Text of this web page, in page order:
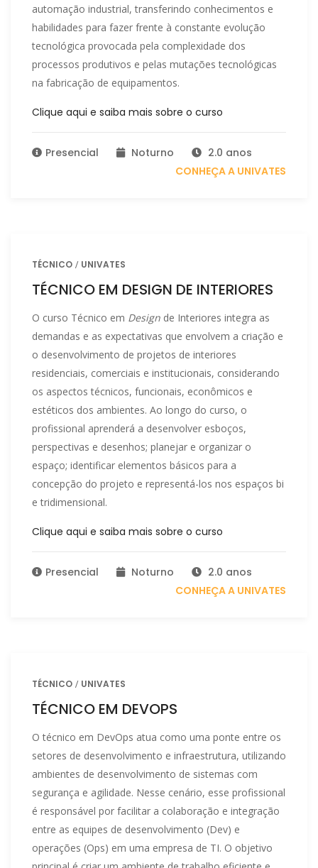
automação industrial, transferindo conhecimentos e
habilidades para fazer frente à constante evolução
tecnológica provocada pela complexidade dos
processos produtivos e pelas mutações tecnológicas
na fabricação de equipamentos.
Clique aqui e saiba mais sobre o curso
Presencial Noturno
2.0 anos
CONHEÇA A UNIVATES
TÉCNICO UNIVATES
TÉCNICO EM DESIGN DE INTERIORES
O curso Técnico em Design de Interiores integra as
demandas e as expectativas que envolvem a criação e
o desenvolvimento de projetos de interiores
residenciais, comerciais e institucionais, considerando
os aspectos técnicos, funcionais, econômicos e
estéticos dos ambientes. Ao longo do curso, o
profissional aprenderá a desenvolver esboços,
perspectivas e desenhos; planejar e organizar o
espaço; identificar elementos básicos para a
concepção do projeto e representá-los nos espaços bi
e tridimensional.
Clique aqui e saiba mais sobre o curso
Presencial Noturno
2.0 anos
CONHEÇA A UNIVATES
TÉCNICO UNIVATES
TÉCNICO EM DEVOPS
O técnico em DevOps atua como uma ponte entre os
setores de desenvolvimento e infraestrutura, utilizando
ambientes de desenvolvimento de sistemas com
segurança e agilidade. Nesse cenário, esse profissional
é responsável por facilitar a colaboração e integração
entre as equipes de desenvolvimento (Dev) e
operações (Ops) em uma empresa de TI. O objetivo